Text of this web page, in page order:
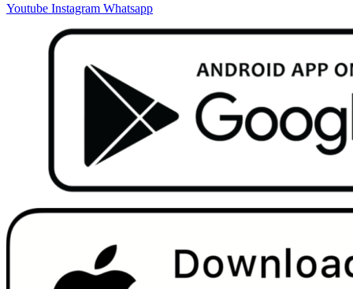
Youtube Instagram Whatsapp